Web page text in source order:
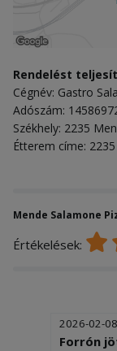
Rendelést
Cégnév: Gastro
Adószám:
Székhely: 2235
Étterem címe:
Mende Salamone
Értékelések:
2026-02-
Forrón